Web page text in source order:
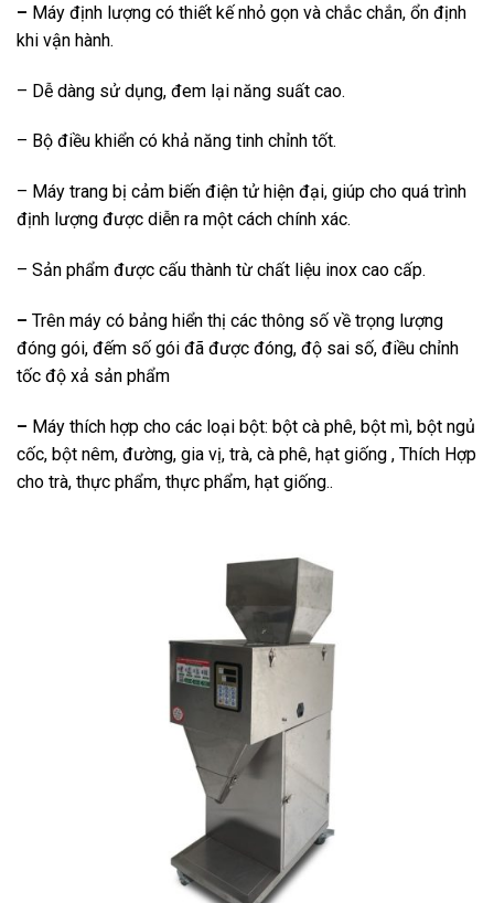
– Máy định lượng có thiết kế nhỏ gọn và chắc chắn, ổn định
khi vận hành.
– Dễ dàng sử dụng, đem lại năng suất cao.
– Bộ điều khiển có khả năng tinh chỉnh tốt.
– Máy trang bị cảm biến điện tử hiện đại, giúp cho quá trình
định lượng được diễn ra một cách chính xác.
– Sản phẩm được cấu thành từ chất liệu inox cao cấp.
– Trên máy có bảng hiển thị các thông số về trọng lượng
đóng gói, đếm số gói đã được đóng, độ sai số, điều chỉnh
tốc độ xả sản phẩm
– Máy thích hợp cho các loại bột: bột cà phê, bột mì, bột ngủ
cốc, bột nêm, đường, gia vị, trà, cà phê, hạt giống , Thích Hợp
cho trà, thực phẩm, thực phẩm, hạt giống..